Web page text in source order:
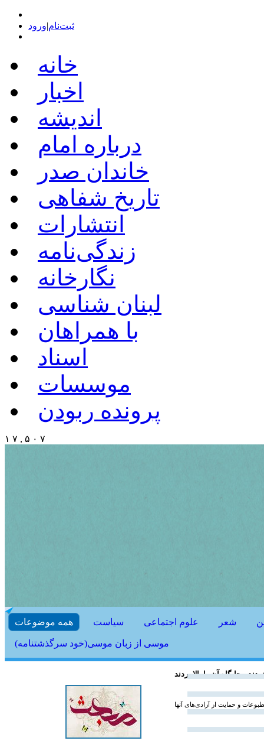
ثبت‌نام|ورود
خانه
اخبار
اندیشه
درباره امام
خاندان صدر
تاریخ شفاهی
انتشارات
زندگی‌نامه
نگارخانه
لبنان شناسی
با همراهان
اسناد
موسسات
پرونده ربودن
۱ ۷ , ۵ ۰ ۷
همه موضوعات سیاست علوم اجتماعی شعر
موسی از زبان موسی(خود سرگذشتنامه)
و جایگاه آن را بالا بردند
و حمایت از آزادی‌های آنها